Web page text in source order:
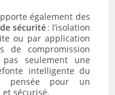
également des
sécurité: l’isolation
ou par application
de compromission
pas seulement une
intelligente du
pensée pour un
sécurisé.